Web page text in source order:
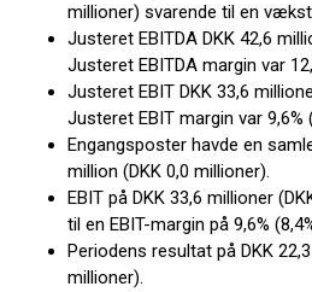
millioner) svarende til en vækst
Justeret EBITDA DKK 42,6
Justeret EBITDA margin var
Justeret EBIT DKK 33,6
Justeret EBIT margin var 9,6%
Engangsposter havde en
million (DKK 0,0 millioner).
EBIT på DKK 33,6 millioner
til en EBIT-margin på 9,6%
Periodens resultat på DKK
millioner).